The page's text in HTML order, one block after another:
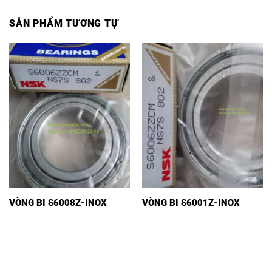
SẢN PHẨM TƯƠNG TỰ
VÒNG BI S6008Z-INOX VÒNG BI S6001Z-INOX